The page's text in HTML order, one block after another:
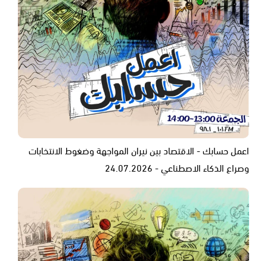
اعمل حسابك - الاقتصاد بين نيران المواجهة وضغوط الانتخابات
وصراع الذكاء الاصطناعي - 24.07.2026